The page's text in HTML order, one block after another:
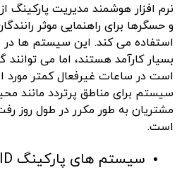
نرم افزار هوشمند مدیریت پارکینگ
و حسگرها برای راهنمایی موثر
استفاده می کند. این سیستم ها
بسیار کارآمد هستند، اما می
است در ساعات غیرفعال کمتر مورد
سیستم برای مناطق پرتردد مانند
مشتریان به طور مکرر در طول روز
است.
سیستم های پارکینگ RFID